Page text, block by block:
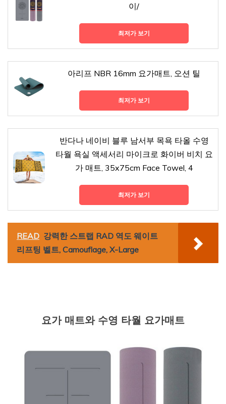
이/
최저가 보기
아리프 NBR 16mm 요가매트, 오션 틸
최저가 보기
반다나 네이비 블루 남서부 목욕 타올 수영
타월 욕실 액세서리 마이크로 화이버 비치 요
가 매트, 35x75cm Face Towel, 4
최저가 보기
READ 강력한 스트랩 RAD 역도 웨이트
리프팅 벨트, Camouflage, X-Large
요가 매트와 수영 타월 요가매트